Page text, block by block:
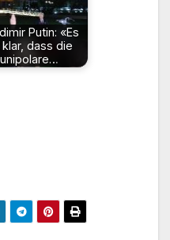
Putin: «Es
dass die
unipolare…